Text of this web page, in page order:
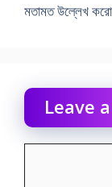
মতামত উল্লেখ
Leave